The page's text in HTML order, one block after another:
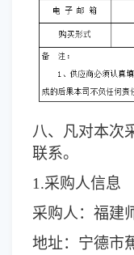
八、凡对本次
联系。
1.采购人信息
采购人： 福建
地址：宁德市